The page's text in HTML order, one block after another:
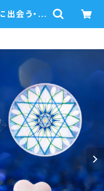
出会う・悲